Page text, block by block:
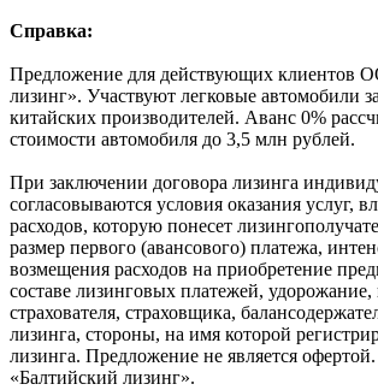
Справка:
Предложение для действующих клиентов
лизинг». Участвуют легковые автомобили
китайских производителей. Аванс 0%
стоимости автомобиля до 3,5 млн рублей.
При заключении договора лизинга
согласовываются условия оказания услуг,
расходов, которую понесет
размер первого (авансового) платежа,
возмещения расходов на приобретение
составе лизинговых платежей,
страхователя, страховщика,
лизинга, стороны, на имя которой
лизинга. Предложение не является
«Балтийский лизинг».